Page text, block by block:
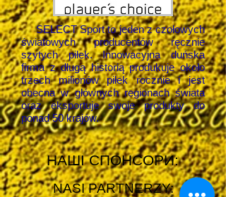
SELECT Sport to jeden z czołowych
światowych producentów ręcznie
szytych piłek. Innowacyjna duńska
firma z długą historią produkuje około
trzech milionów piłek rocznie i jest
obecna w głównych regionach świata
oraz eksportuje swoje produkty do
ponad 50 krajów.
НАШІ СПОНСОРИ:
NASI PARTNERZY: